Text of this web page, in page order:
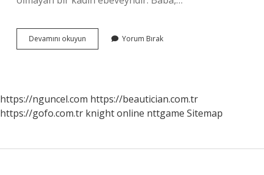
Devamını okuyun
Anneye
Yorum Bırak
https://nguncel.com https://beautician.com.tr
https://gofo.com.tr knight online nttgame Sitemap